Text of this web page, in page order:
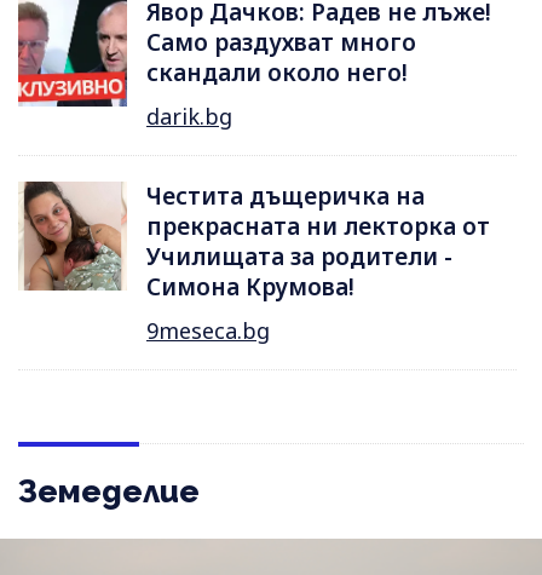
Явор Дачков: Радев не лъже!
Само раздухват много
скандали около него!
darik.bg
Честита дъщеричка на
прекрасната ни лекторка от
Училищата за родители -
Симона Крумова!
9meseca.bg
Земеделие